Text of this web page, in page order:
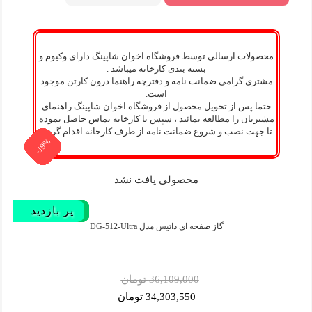
محصولات ارسالی توسط فروشگاه اخوان شاپینگ دارای وکیوم و
بسته بندی کارخانه میباشد .
مشتری گرامی ضمانت نامه و دفترچه راهنما درون کارتن موجود
است.
حتما پس از تحویل محصول از فروشگاه اخوان شاپینگ راهنمای
مشتریان را مطالعه نمائید ، سپس با کارخانه تماس حاصل نموده
تا جهت نصب و شروع ضمانت نامه از طرف کارخانه اقدام گردد.
محصولی یافت نشد
گاز صفحه ای داتیس مدل DG-512-Ultra
-5%
36,109,000 تومان
34,303,550 تومان
-19%
پر فروش‌
-5%
پر بازدید
-5%
پر بازدید
-19%
پر فروش‌
-19%
پر فروش‌
-5%
پر فروش‌
-5%
-5%
-5%
-5%
-19%
پر بازدید